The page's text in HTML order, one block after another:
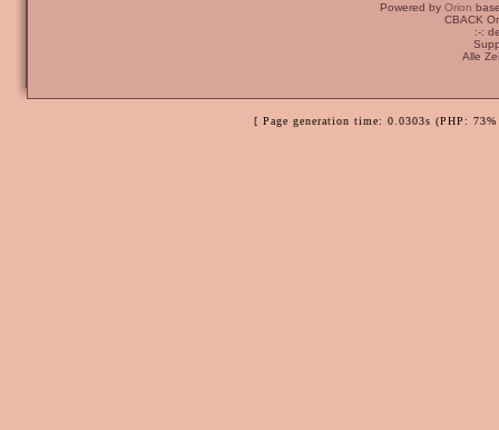
Powered by Orion
CBACK
:-:
Alle
[ Page generation time: 0.0303s (PHP: